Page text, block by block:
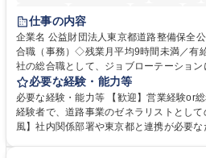
研修あり
退職金あり
駅近5分以内
資格取得手当あり 食事
仕事の内容
企業名 公益財団法人東京都道路整備保全公社 求人名 【都庁グルー
合職（事務）◇残業月平均9時間未満／有給年平均16
社の総合職として、ジョブローテーショ
等のフロント部門の部署等幅広い部署での
制度やキャリア支援が充実しております！ ※下記業
管理部門：広報、人事、経理など当公社
門：駐車場の新規開拓、管理運営、新宿
必要な経験・能力等
必要な経験・能力等 【歓迎】営業経験or
経験者で、道路事業のゼネラリストとし
風】社内関係部署や東京都と連携が必要